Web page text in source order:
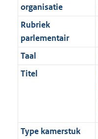
organisatie
Rubriek
parlementair
Taal
Titel
Type kamerstuk